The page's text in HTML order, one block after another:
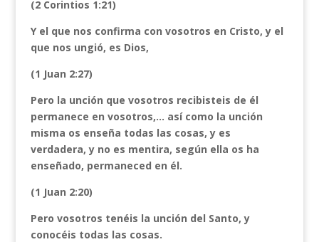
(2 Corintios 1:21)
Y el que nos confirma con vosotros en Cristo, y el
que nos ungió, es Dios,
(1 Juan 2:27)
Pero la unción que vosotros recibisteis de él
permanece en vosotros,… así como la unción
misma os enseña todas las cosas, y es
verdadera, y no es mentira, según ella os ha
enseñado, permaneced en él.
(1 Juan 2:20)
Pero vosotros tenéis la unción del Santo, y
conocéis todas las cosas.